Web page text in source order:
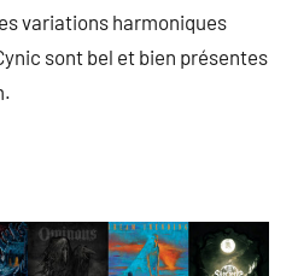
variations harmoniques
sont bel et bien présentes